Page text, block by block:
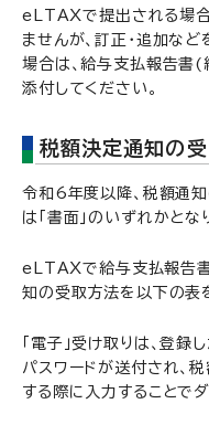
eLTAXで提出される場
ませんが、訂正・追加な
場合は、給与支払報告書(
添付してください。
税額決定通知の
令和6年度以降、税額通知
は「書面」のいずれかとな
eLTAXで給与支払報告書
知の受取方法を以下の表
「電子」受け取りは、登録
パスワードが送付され、
する際に入力することで